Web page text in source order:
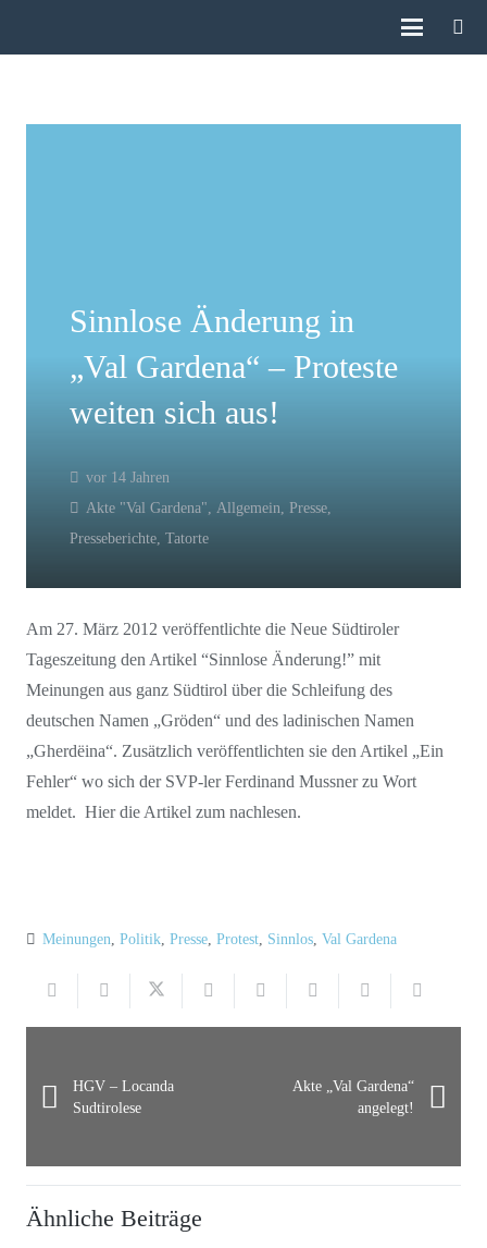
Sinnlose Änderung in
„Val Gardena“ – Proteste
weiten sich aus!
vor 14 Jahren
Akte "Val Gardena"
Allgemein Presse,
Presseberichte Tatorte
Am 27. März 2012 veröffentlichte die Neue Südtiroler
Tageszeitung den Artikel “Sinnlose Änderung!” mit
Meinungen aus ganz Südtirol über die Schleifung des
deutschen Namen „Gröden“ und des ladinischen Namen
„Gherdëina“. Zusätzlich veröffentlichten sie den Artikel „Ein
Fehler“ wo sich der SVP-ler Ferdinand Mussner zu Wort
meldet. Hier die Artikel zum nachlesen.
Meinungen Politik, Presse, Protest, Sinnlos, Val Gardena
HGV – Locanda
Sudtirolese
Akte „Val Gardena“
angelegt!
Ähnliche Beiträge